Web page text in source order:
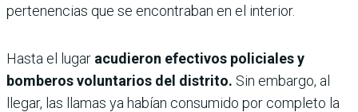
pertenencias que se encontraban en el interior.
Hasta el lugar acudieron efectivos policiales y
bomberos voluntarios del distrito. Sin embargo, al
llegar, las llamas ya habían consumido por completo la